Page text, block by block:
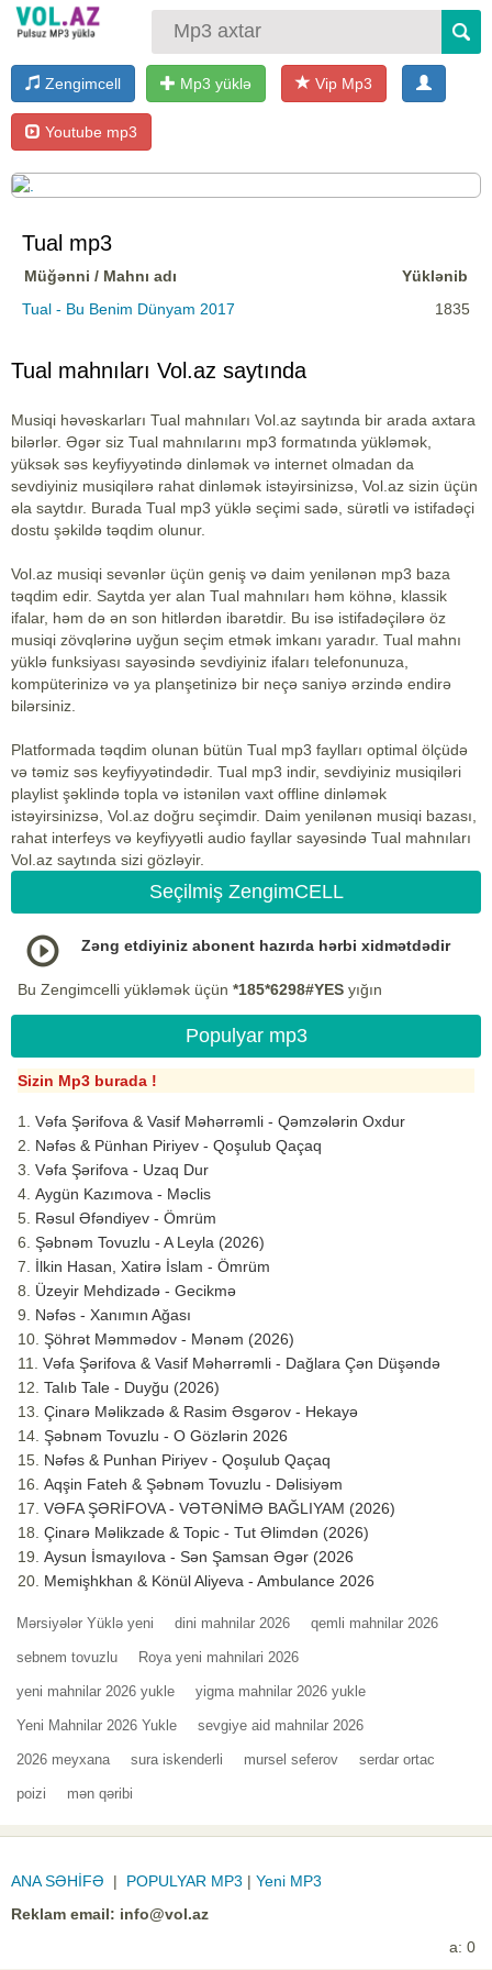
Zengimcell Mp3 yüklə Vip Mp3
Youtube mp3
Tual mp3
Müğənni / Mahnı adı
Yüklənib
Tual - Bu Benim Dünyam 2017
1835
Tual mahnıları Vol.az saytında
Musiqi həvəskarları Tual mahnıları Vol.az saytında bir arada axtara
bilərlər. Əgər siz Tual mahnılarını mp3 formatında yükləmək,
yüksək səs keyfiyyətində dinləmək və internet olmadan da
sevdiyiniz musiqilərə rahat dinləmək istəyirsinizsə, Vol.az sizin üçün
əla saytdır. Burada Tual mp3 yüklə seçimi sadə, sürətli və istifadəçi
dostu şəkildə təqdim olunur.
Vol.az musiqi sevənlər üçün geniş və daim yenilənən mp3 baza
təqdim edir. Saytda yer alan Tual mahnıları həm köhnə, klassik
ifalar, həm də ən son hitlərdən ibarətdir. Bu isə istifadəçilərə öz
musiqi zövqlərinə uyğun seçim etmək imkanı yaradır. Tual mahnı
yüklə funksiyası sayəsində sevdiyiniz ifaları telefonunuza,
kompüterinizə və ya planşetinizə bir neçə saniyə ərzində endirə
bilərsiniz.
Platformada təqdim olunan bütün Tual mp3 faylları optimal ölçüdə
və təmiz səs keyfiyyətindədir. Tual mp3 indir, sevdiyiniz musiqiləri
playlist şəklində topla və istənilən vaxt offline dinləmək
istəyirsinizsə, Vol.az doğru seçimdir. Daim yenilənən musiqi bazası,
rahat interfeys və keyfiyyətli audio fayllar sayəsində Tual mahnıları
Vol.az saytında sizi gözləyir.
Seçilmiş ZengimCELL
Zəng etdiyiniz abonent hazırda hərbi xidmətdədir
Bu Zengimcelli yükləmək üçün *185*6298#YES yığın
Populyar mp3
Sizin Mp3 burada !
Vəfa Şərifova & Vasif Məhərrəmli - Qəmzələrin Oxdur
Nəfəs & Pünhan Piriyev - Qoşulub Qaçaq
Vəfa Şərifova - Uzaq Dur
Aygün Kazımova - Məclis
Rəsul Əfəndiyev - Ömrüm
Şəbnəm Tovuzlu - A Leyla (2026)
İlkin Hasan, Xatirə İslam - Ömrüm
Üzeyir Mehdizadə - Gecikmə
Nəfəs - Xanımın Ağası
Şöhrət Məmmədov - Mənəm (2026)
Vəfa Şərifova & Vasif Məhərrəmli - Dağlara Çən Düşəndə
Talıb Tale - Duyğu (2026)
Çinarə Məlikzadə & Rasim Əsgərov - Hekayə
Şəbnəm Tovuzlu - O Gözlərin 2026
Nəfəs & Punhan Piriyev - Qoşulub Qaçaq
Aqşin Fateh & Şəbnəm Tovuzlu - Dəlisiyəm
VƏFA ŞƏRİFOVA - VƏTƏNİMƏ BAĞLIYAM (2026)
Çinarə Məlikzade & Topic - Tut Əlimdən (2026)
Aysun İsmayılova - Sən Şamsan Əgər (2026
Memişhkhan & Könül Aliyeva - Ambulance 2026
Mərsiyələr Yüklə yeni dini mahnilar 2026 qemli mahnilar 2026
sebnem tovuzlu Roya yeni mahnilari 2026
yeni mahnilar 2026 yukle yigma mahnilar 2026 yukle
Yeni Mahnilar 2026 Yukle sevgiye aid mahnilar 2026
2026 meyxana sura iskenderli mursel seferov serdar ortac
poizi mən qəribi
ANA SƏHİFƏ | POPULYAR MP3 | Yeni MP3
Reklam email: info@vol.az
a: 0